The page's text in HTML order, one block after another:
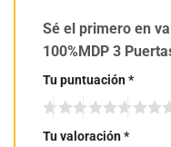
Sé el primero en
100%MDP 3
Tu puntuación*
Tu valoración*